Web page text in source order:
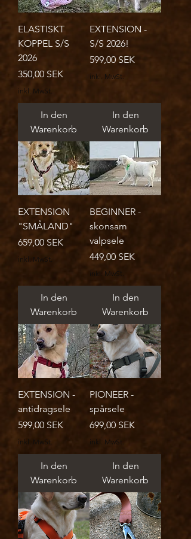
ELASTISKT
KOPPEL S/S
2026
Preis
350,00 SEK
inkl. MwSt.
In den
Warenkorb
EXTENSION -
S/S 2026!
Preis
599,00 SEK
inkl. MwSt.
In den
Warenkorb
EXTENSION
"SMÅLAND"
Preis
659,00 SEK
inkl. MwSt.
In den
Warenkorb
BEGINNER -
skonsam
valpsele
Preis
449,00 SEK
inkl. MwSt.
In den
Warenkorb
EXTENSION -
antidragsele
Preis
599,00 SEK
inkl. MwSt.
In den
Warenkorb
PIONEER -
spårsele
Preis
699,00 SEK
inkl. MwSt.
In den
Warenkorb